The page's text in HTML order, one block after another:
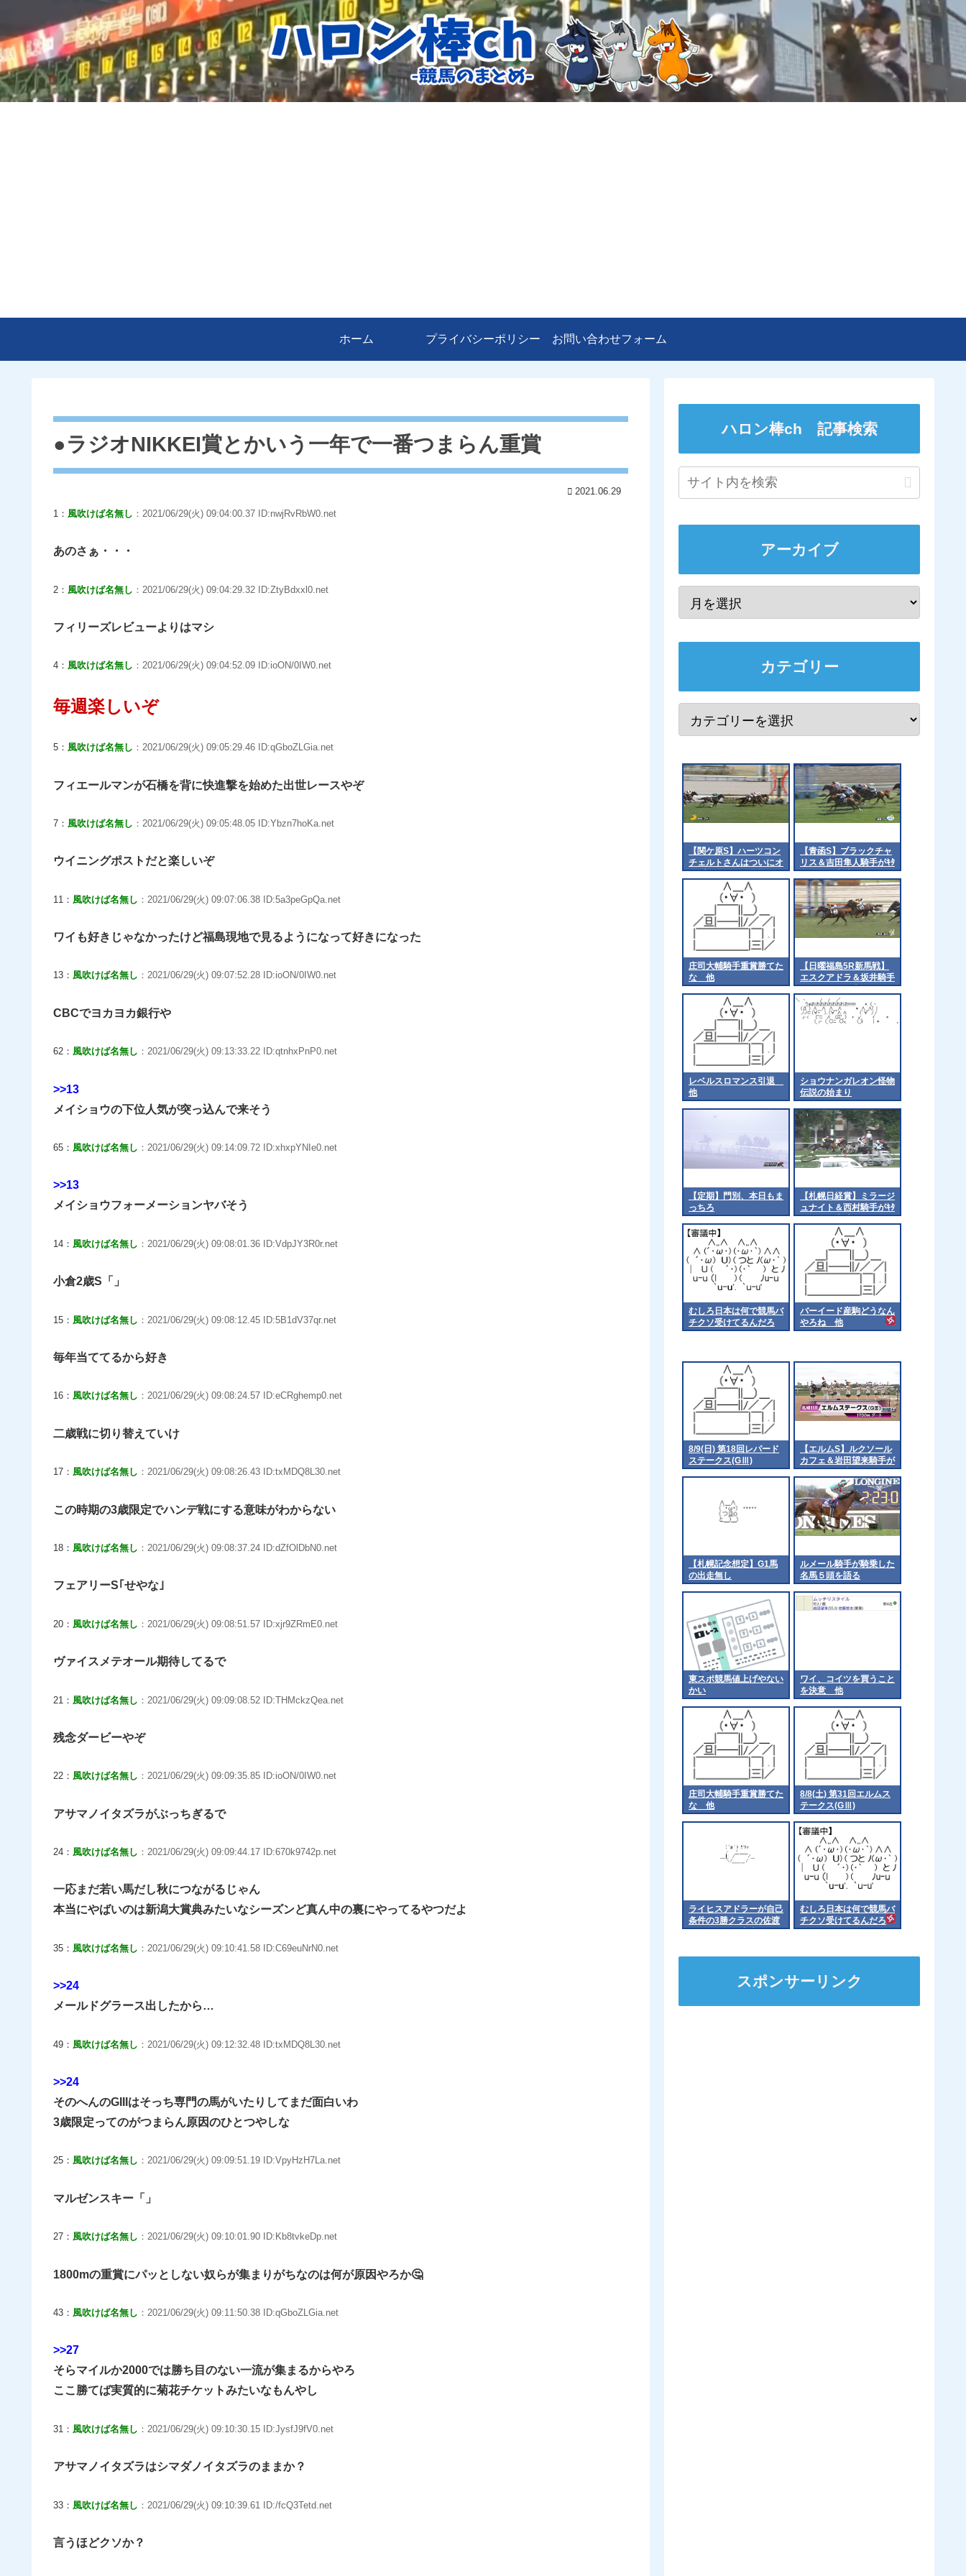
ホーム プライバシーポリシー お問い合わせフォーム
●ラジオNIKKEI賞とかいう一年で一番つまらん重賞
2021.06.29
1： 風吹けば名無し ：2021/06/29(火) 09:04:00.37 ID:nwjRvRbW0.net
あのさぁ・・・
2： 風吹けば名無し ：2021/06/29(火) 09:04:29.32 ID:ZtyBdxxl0.net
フィリーズレビューよりはマシ
4： 風吹けば名無し ：2021/06/29(火) 09:04:52.09 ID:ioON/0IW0.net
毎週楽しいぞ
5： 風吹けば名無し ：2021/06/29(火) 09:05:29.46 ID:qGboZLGia.net
フィエールマンが石橋を背に快進撃を始めた出世レースやぞ
7： 風吹けば名無し ：2021/06/29(火) 09:05:48.05 ID:Ybzn7hoKa.net
ウイニングポストだと楽しいぞ
11： 風吹けば名無し ：2021/06/29(火) 09:07:06.38 ID:5a3peGpQa.net
ワイも好きじゃなかったけど福島現地で見るようになって好きになった
13： 風吹けば名無し ：2021/06/29(火) 09:07:52.28 ID:ioON/0IW0.net
CBCでヨカヨカ銀行や
62： 風吹けば名無し ：2021/06/29(火) 09:13:33.22 ID:qtnhxPnP0.net
>>13
メイショウの下位人気が突っ込んで来そう
65： 風吹けば名無し ：2021/06/29(火) 09:14:09.72 ID:xhxpYNIe0.net
>>13
メイショウフォーメーションヤバそう
14： 風吹けば名無し ：2021/06/29(火) 09:08:01.36 ID:VdpJY3R0r.net
小倉2歳S「」
15： 風吹けば名無し ：2021/06/29(火) 09:08:12.45 ID:5B1dV37qr.net
毎年当ててるから好き
16： 風吹けば名無し ：2021/06/29(火) 09:08:24.57 ID:eCRghemp0.net
二歳戦に切り替えていけ
17： 風吹けば名無し ：2021/06/29(火) 09:08:26.43 ID:txMDQ8L30.net
この時期の3歳限定でハンデ戦にする意味がわからない
18： 風吹けば名無し ：2021/06/29(火) 09:08:37.24 ID:dZfOlDbN0.net
フェアリーS｢せやな｣
20： 風吹けば名無し ：2021/06/29(火) 09:08:51.57 ID:xjr9ZRmE0.net
ヴァイスメテオール期待してるで
21： 風吹けば名無し ：2021/06/29(火) 09:09:08.52 ID:THMckzQea.net
残念ダービーやぞ
22： 風吹けば名無し ：2021/06/29(火) 09:09:35.85 ID:ioON/0IW0.net
アサマノイタズラがぶっちぎるで
24： 風吹けば名無し ：2021/06/29(火) 09:09:44.17 ID:670k9742p.net
一応まだ若い馬だし秋につながるじゃん
本当にやばいのは新潟大賞典みたいなシーズンど真ん中の裏にやってるやつだよ
35： 風吹けば名無し ：2021/06/29(火) 09:10:41.58 ID:C69euNrN0.net
>>24
メールドグラース出したから…
49： 風吹けば名無し ：2021/06/29(火) 09:12:32.48 ID:txMDQ8L30.net
>>24
そのへんのGIIIはそっち専門の馬がいたりしてまだ面白いわ
3歳限定ってのがつまらん原因のひとつやしな
25： 風吹けば名無し ：2021/06/29(火) 09:09:51.19 ID:VpyHzH7La.net
マルゼンスキー「」
27： 風吹けば名無し ：2021/06/29(火) 09:10:01.90 ID:Kb8tvkeDp.net
1800mの重賞にパッとしない奴らが集まりがちなのは何が原因やろか🤔
43： 風吹けば名無し ：2021/06/29(火) 09:11:50.38 ID:qGboZLGia.net
>>27
そらマイルか2000では勝ち目のない一流が集まるからやろ
ここ勝てば実質的に菊花チケットみたいなもんやし
31： 風吹けば名無し ：2021/06/29(火) 09:10:30.15 ID:JysfJ9fV0.net
アサマノイタズラはシマダノイタズラのままか？
33： 風吹けば名無し ：2021/06/29(火) 09:10:39.61 ID:/fcQ3Tetd.net
言うほどクソか？
ハロン棒ch 記事検索
アーカイブ
カテゴリー
【関ケ原S】ハーツコン
チェルトさんはついにオ
ープンクラスへ昇格でき
【青函S】ブラックチャ
リス＆吉田隼人騎手がｷﾀ
━━━━(ﾟ∀ﾟ)━━━━!!
庄司大輔騎手重賞勝てた
な 他
【日曜福島5R新馬戦】
エスクアドラ＆坂井騎手
がｷﾀ━━━━(ﾟ
∀ﾟ)━━━━!!
レベルスロマンス引退
他
ショウナンガレオン怪物
伝説の始まり
【定期】門別、本日もま
っちろ
【札幌日経賞】ミラージ
ュナイト＆西村騎手がｷﾀ
━━━━(ﾟ∀ﾟ)━━━━!!
むしろ日本は何で競馬バ
チクソ受けてるんだろ
バーイード産駒どうなん
やろね 他
8/9(日) 第18回レパード
ステークス(GⅢ)
【エルムS】ルクソール
カフェ＆岩田望来騎手が
ｷﾀ━━━━(ﾟ
∀ﾟ)━━━━!!
【札幌記念想定】G1馬
の出走無し
ルメール騎手が騎乗した
名馬５頭を語る
東スポ競馬値上げやない
かい
ワイ、コイツを買うこと
を決意 他
庄司大輔騎手重賞勝てた
な 他
8/8(土) 第31回エルムス
テークス(GⅢ)
ライヒスアドラーが自己
条件の3勝クラスの佐渡
ステークスに出走
むしろ日本は何で競馬バ
チクソ受けてるんだろ
スポンサーリンク